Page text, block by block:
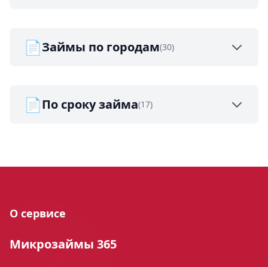
📄Займы по городам(30)
📄По сроку займа(17)
О сервисе
Микрозаймы 365